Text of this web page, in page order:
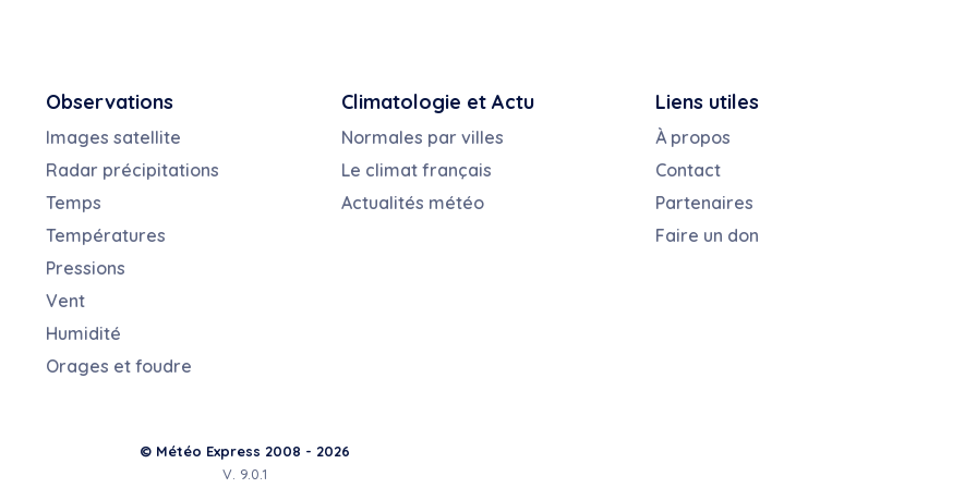
Observations
Images satellite
Radar précipitations
Temps
Températures
Pressions
Vent
Humidité
Orages et foudre
Climatologie et Actu
Normales par villes
Le climat français
Actualités météo
Liens utiles
À propos
Contact
Partenaires
Faire un don
© Météo Express 2008 - 2026
V. 9.0.1